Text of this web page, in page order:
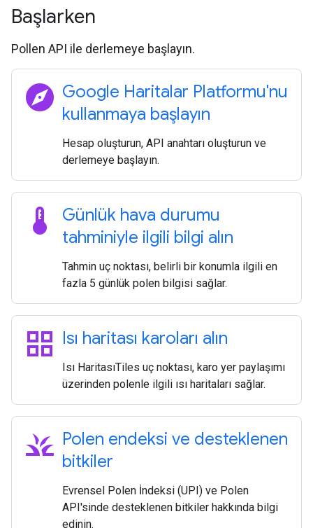
Başlarken
Pollen API ile derlemeye başlayın.
explore Google Haritalar Platformu'nu
kullanmaya başlayın
Hesap oluşturun, API anahtarı oluşturun ve
derlemeye başlayın.
thermostat
Günlük hava durumu
tahminiyle ilgili bilgi alın
Tahmin uç noktası, belirli bir konumla ilgili en
fazla 5 günlük polen bilgisi sağlar.
grid_view Isı haritası karoları alın
Isı HaritasıTiles uç noktası, karo yer paylaşımı
üzerinden polenle ilgili ısı haritaları sağlar.
grass Polen endeksi ve desteklenen
bitkiler
Evrensel Polen İndeksi (UPI) ve Polen
API'sinde desteklenen bitkiler hakkında bilgi
edinin.